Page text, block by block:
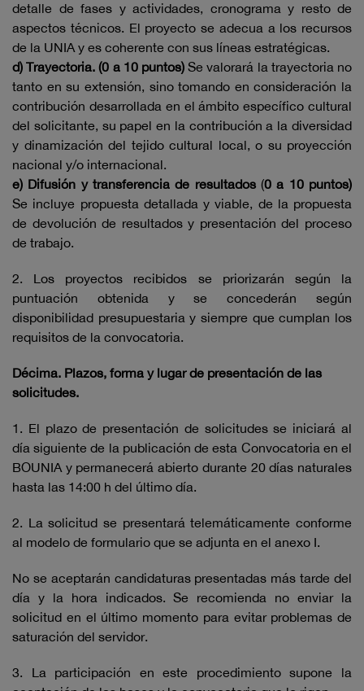
detalle de fases y actividades, cronograma y resto de
aspectos técnicos. El proyecto se adecua a los recursos
de la UNIA y es coherente con sus líneas estratégicas.
d) Trayectoria. (0 a 10 puntos)Se valorará la trayectoria no
tanto en su extensión, sino tomando en consideración la
contribución desarrollada en el ámbito específico cultural
del solicitante, su papel en la contribución a la diversidad
y dinamización del tejido cultural local, o su proyección
nacional y/o internacional.
e) Difusión y transferencia de resultados(0 a 10 puntos)
Se incluye propuesta detallada y viable, de la propuesta
de devolución de resultados y presentación del proceso
de trabajo.
2. Los proyectos recibidos se priorizarán según la
puntuación obtenida y se concederán según
disponibilidad presupuestaria y siempre que cumplan los
requisitos de la convocatoria.
Décima. Plazos, forma y lugar de presentación de las
solicitudes.
1. El plazo de presentación de solicitudes se iniciará al
día siguiente de la publicación de esta Convocatoria en el
BOUNIA y permanecerá abierto durante 20 días naturales
hasta las 14:00 h del último día.
2. La solicitud se presentará telemáticamente conforme
al modelo de formulario que se adjunta en el anexo I.
No se aceptarán candidaturas presentadas más tarde del
día y la hora indicados. Se recomienda no enviar la
solicitud en el último momento para evitar problemas de
saturación del servidor.
3. La participación en este procedimiento supone la